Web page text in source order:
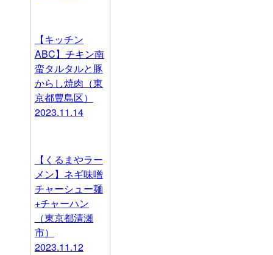
【キッチン
ABC】チキン南
蛮タルタルと豚
からし焼肉（東
京都豊島区）
2023.11.14
【くるまやラー
メン】ネギ味噌
チャーシュー麺
+チャーハン
（東京都清瀬
市）
2023.11.12